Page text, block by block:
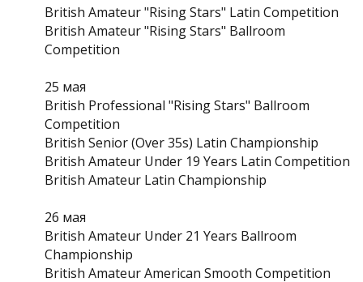
British Amateur "Rising Stars" Latin Competition
British Amateur "Rising Stars" Ballroom
Competition
25 мая
British Professional "Rising Stars" Ballroom
Competition
British Senior (Over 35s) Latin Championship
British Amateur Under 19 Years Latin Competition
British Amateur Latin Championship
26 мая
British Amateur Under 21 Years Ballroom
Championship
British Amateur American Smooth Competition